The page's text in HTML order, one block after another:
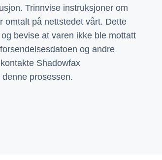
Trinnvise instruksjoner om
omtalt på nettstedet vårt. Dette
bevise at varen ikke ble mottatt
og andre
Shadowfax
prosessen.